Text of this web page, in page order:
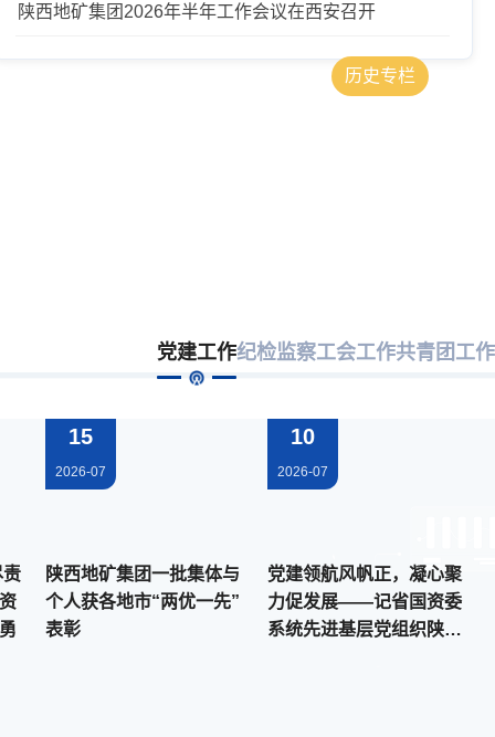
陕西地矿集团2026年半年工作会议在西安召开
历史专栏
党建工作纪检监察工会工作共青团工作
15
2026-07
陕西地矿集团一批集体与
个人获各地市“两优一先”
表彰
10
2026-07
党建领航风帆正，凝心聚
力促发展——记省国资委
系统先进基层党组织陕西